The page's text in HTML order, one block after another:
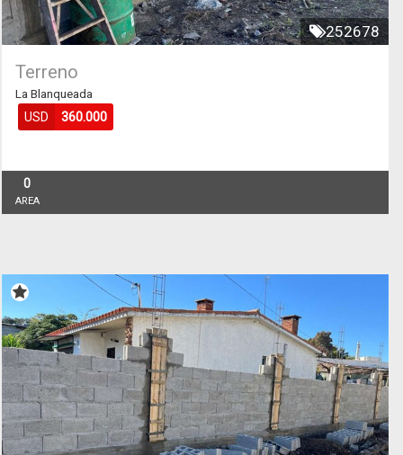
252678
Terreno
La Blanqueada
USD 360.000
0
AREA